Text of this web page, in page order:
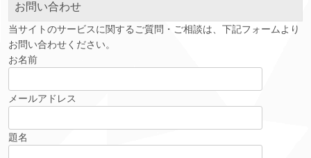
お問い合わせ
当サイトのサービスに関するご質問・ご相談は、下記フォームより
お問い合わせください。
お名前
メールアドレス
題名